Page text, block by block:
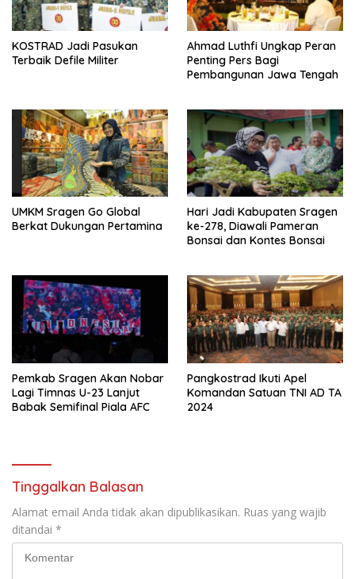
KOSTRAD Jadi Pasukan
Terbaik Defile Militer
Ahmad Luthfi Ungkap Peran
Penting Pers Bagi
Pembangunan Jawa Tengah
UMKM Sragen Go Global
Berkat Dukungan Pertamina
Hari Jadi Kabupaten Sragen
ke-278, Diawali Pameran
Bonsai dan Kontes Bonsai
Pemkab Sragen Akan Nobar
Lagi Timnas U-23 Lanjut
Babak Semifinal Piala AFC
Pangkostrad Ikuti Apel
Komandan Satuan TNI AD TA
2024
Tinggalkan Balasan
Alamat email Anda tidak akan dipublikasikan. Ruas yang wajib
ditandai *